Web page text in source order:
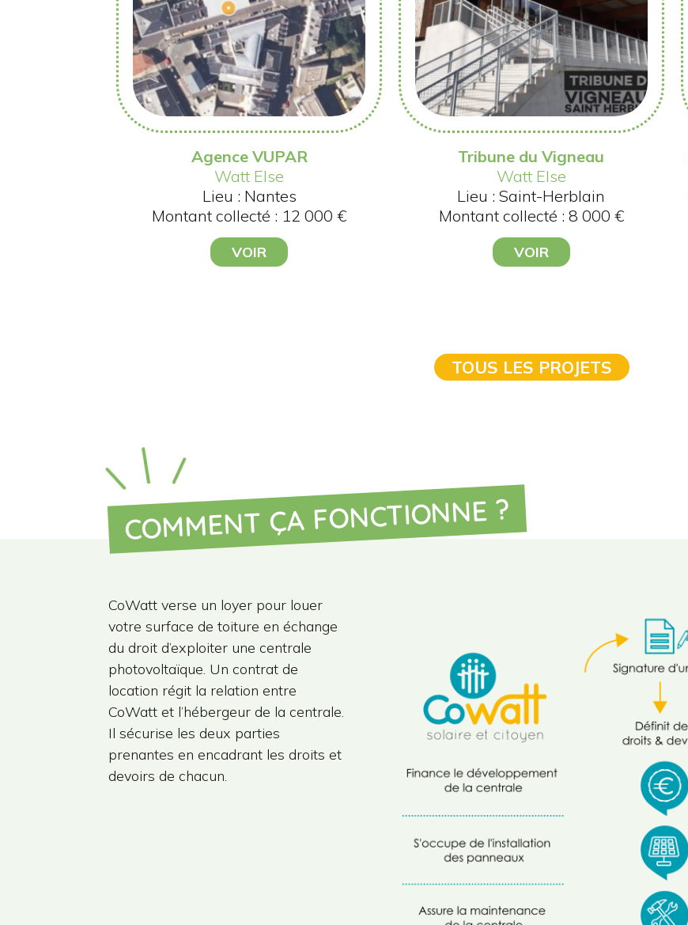
Agence VUPAR
Watt Else
Lieu : Nantes
Montant collecté : 12 000 €
VOIR
Tribune du Vigneau
Watt Else
Lieu : Saint-Herblain
Montant collecté : 8 000 €
VOIR
TOUS LES PROJETS
COMMENT ÇA FONCTIONNE ?
CoWatt verse un loyer pour louer
votre surface de toiture en échange
du droit d’exploiter une centrale
photovoltaïque. Un contrat de
location régit la relation entre
CoWatt et l’hébergeur de la centrale.
Il sécurise les deux parties
prenantes en encadrant les droits et
devoirs de chacun.